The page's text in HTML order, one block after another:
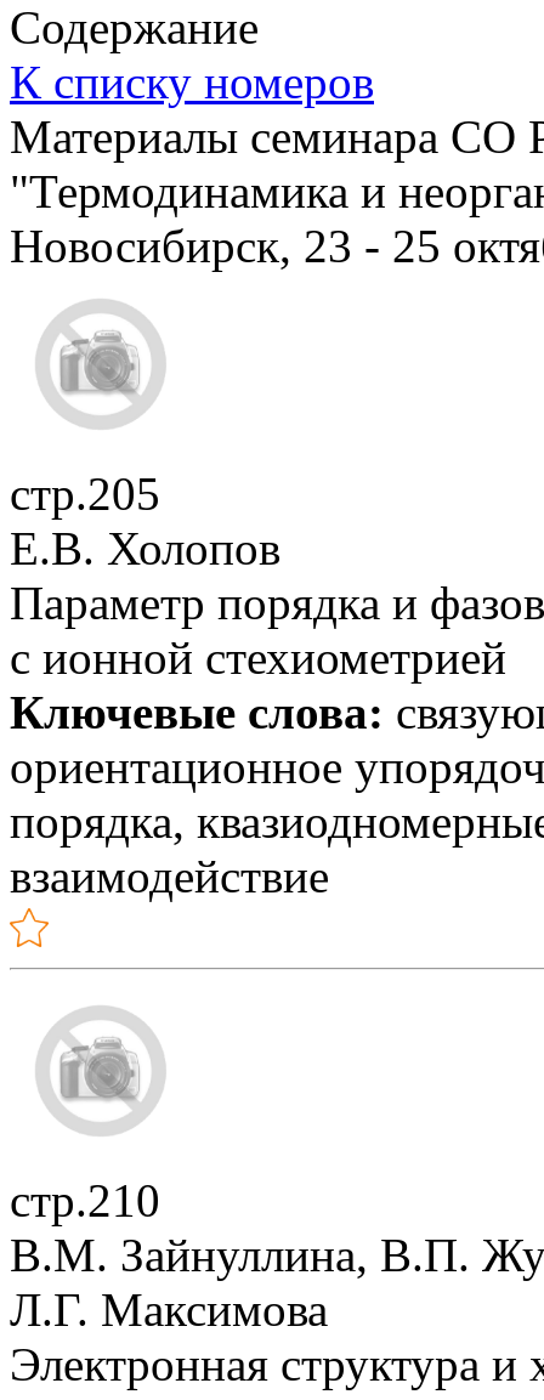
Содержание
К списку номеров
Материалы семинара
"Термодинамика и
Новосибирск, 23 - 25
стр.205
Е.В. Холопов
Параметр порядка и
с ионной стехиометрией
Ключевые слова:
ориентационное
порядка,
взаимодействие
стр.210
В.М. Зайнуллина, В.П.
Л.Г. Максимова
Электронная структура и